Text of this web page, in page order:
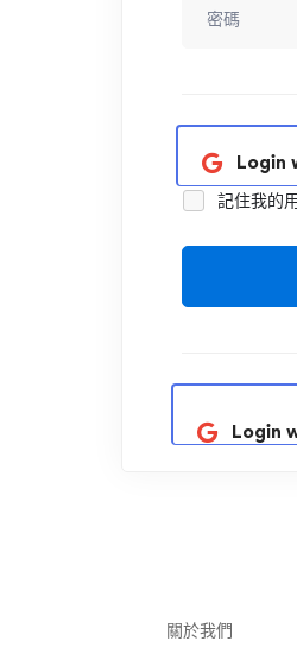
Login
記住我的
Login
關於我們